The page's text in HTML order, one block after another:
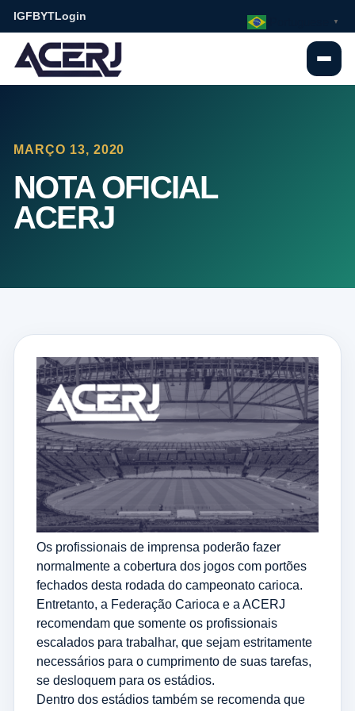
IGFBYTLogin
MARÇO 13, 2020
NOTA OFICIAL
ACERJ
Os profissionais de imprensa poderão fazer
normalmente a cobertura dos jogos com portões
fechados desta rodada do campeonato carioca.
Entretanto, a Federação Carioca e a ACERJ
recomendam que somente os profissionais
escalados para trabalhar, que sejam estritamente
necessários para o cumprimento de suas tarefas,
se desloquem para os estádios.
Dentro dos estádios também se recomenda que
▼